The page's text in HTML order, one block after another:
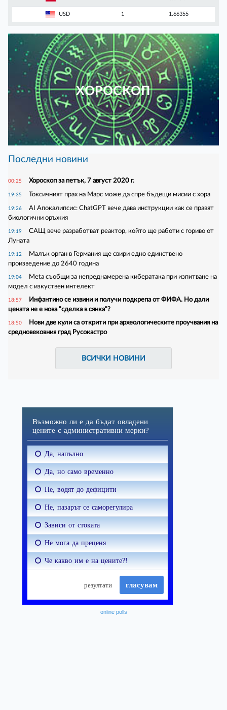
USD 1 1.66355
ХОРОСКОП
Последни новини
00:25 Хороскоп за петък, 7 август 2020 г.
19:35 Токсичният прах на Марс може да спре бъдещи мисии с хора
19:26
AI Апокалипсис: ChatGPT вече дава инструкции как се правят
биологични оръжия
19:19
САЩ вече разработват реактор, който ще работи с гориво от
Луната
19:12
Малък орган в Германия ще свири едно единствено
произведение до 2640 година
19:04
Meta съобщи за непреднамерена кибератака при изпитване на
модел с изкуствен интелект
18:57
Инфантино се извини и получи подкрепа от ФИФА. Но дали
цената не е нова "сделка в сянка"?
18:50
Нови две кули са открити при археологическите проучвания на
средновековния град Русокастро
ВСИЧКИ НОВИНИ
online polls